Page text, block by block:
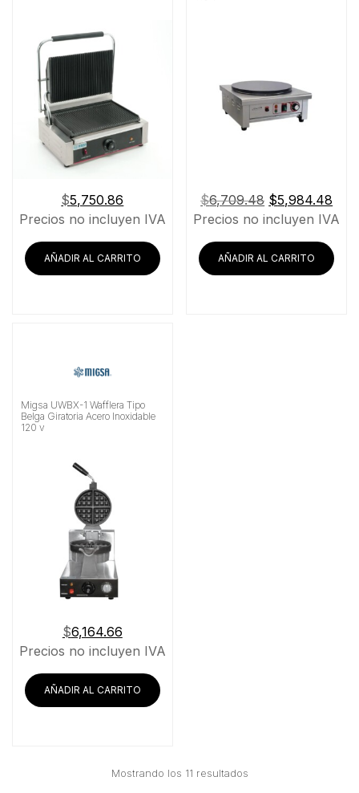
$5,750.86
Precios no incluyen IVA
AÑADIR AL CARRITO
$6,709.48 El
precio
original
era:
$6,709.48.
$5,984.48
es:
Precios no incluyen IVA
AÑADIR AL CARRITO
Migsa UWBX-1 Wafflera Tipo
Belga Giratoria Acero Inoxidable
120 v
$6,164.66
Precios no incluyen IVA
AÑADIR AL CARRITO
Mostrando los 11 resultadosOrdenado